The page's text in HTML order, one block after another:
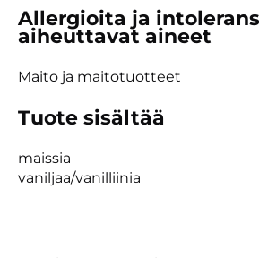
Allergioita ja
aiheuttavat aineet
Maito ja maitotuotteet
Tuote sisältää
maissia
vaniljaa/vanilliinia